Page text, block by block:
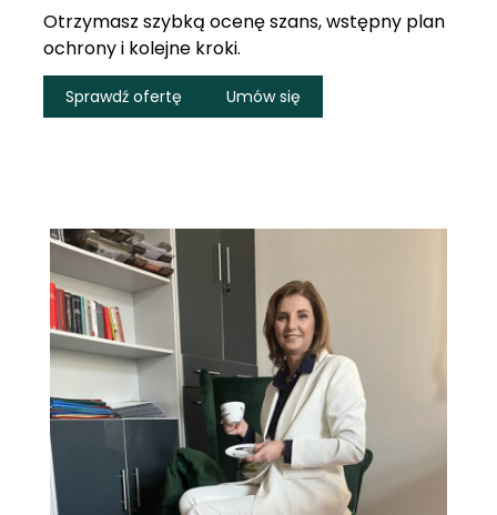
Otrzymasz szybką ocenę szans, wstępny plan
ochrony i kolejne kroki.
Sprawdź ofertę Umów się